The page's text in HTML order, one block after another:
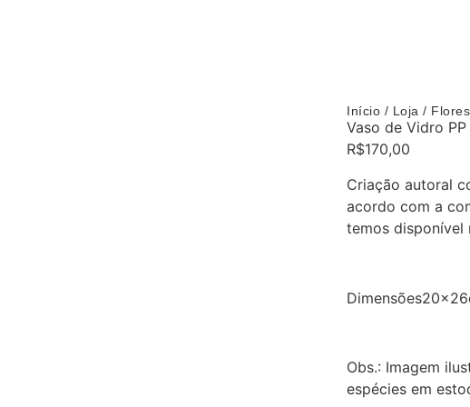
Início / Loja /
Vaso de Vidro PP
R$170,00
Criação autoral
acordo com a
temos disponível
Obs.: Imagem
espécies em